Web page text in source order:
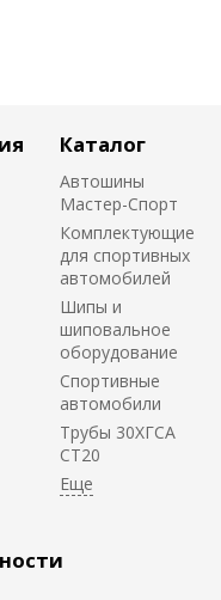
Каталог
Автошины
Мастер-Спорт
Комплектующие
для спортивных
автомобилей
Шипы и
шиповальное
оборудование
Cпортивные
автомобили
Трубы 30ХГСА
СТ20